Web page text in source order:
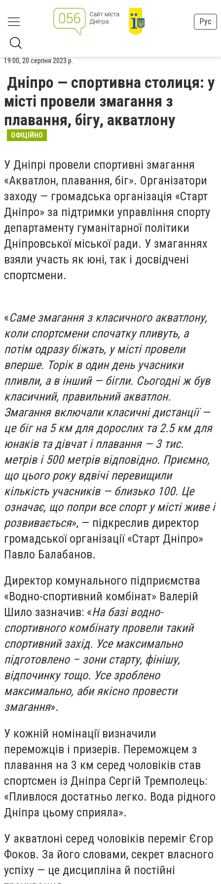
Рус
19:00, 20 серпня 2023 р.
Дніпро — спортивна столиця: у
місті провели змагання з
плавання, бігу, акватлону
ОФІЦІЙНО
У Дніпрі провели спортивні змагання
«Акватлон, плавання, біг». Організатори
заходу — громадська організація «Старт
Дніпро» за підтримки управління спорту
департаменту гуманітарної політики
Дніпровської міської ради. У змаганнях
взяли участь як юні, так і досвідчені
спортсмени.
«Саме змагання з класичного акватлону,
коли спортсмени спочатку пливуть, а
потім одразу біжать, у місті провели
вперше. Торік в один день учасники
пливли, а в інший — бігли. Сьогодні ж був
класичний, правильний акватлон.
Змагання включали класичні дистанції —
це біг на 5 км для дорослих та 2.5 км для
юнаків та дівчат і плавання — 3 тис.
метрів і 500 метрів відповідно. Приємно,
що цього року вдвічі перевищили
кількість учасників — близько 100. Це
означає, що попри все спорт у місті живе і
розвивається», — підкреслив директор
громадської організації «Старт Дніпро»
Павло Балабанов.
Директор комунального підприємства
«Водно-спортивний комбінат» Валерій
Шило зазначив: «На базі водно-
спортивного комбінату провели такий
спортивний захід. Усе максимально
підготовлено – зони старту, фінішу,
відпочинку тощо. Усе зроблено
максимально, аби якісно провести
змагання».
У кожній номінації визначили
переможців і призерів. Переможцем з
плавання на 3 км серед чоловіків став
спортсмен із Дніпра Сергій Тремполець:
«Пливлося достатньо легко. Вода рідного
Дніпра цьому сприяла».
У акватлоні серед чоловіків переміг Єгор
Фоков. За його словами, секрет власного
успіху — це дисципліна й постійні